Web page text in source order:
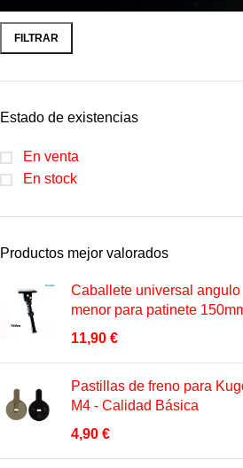
FILTRAR
Estado de existencias
En venta
En stock
Productos mejor valorados
Caballete universal angulo
menor para patinete
11,90 €
Pastillas de freno para
M4 - Calidad Básica
4,90 €